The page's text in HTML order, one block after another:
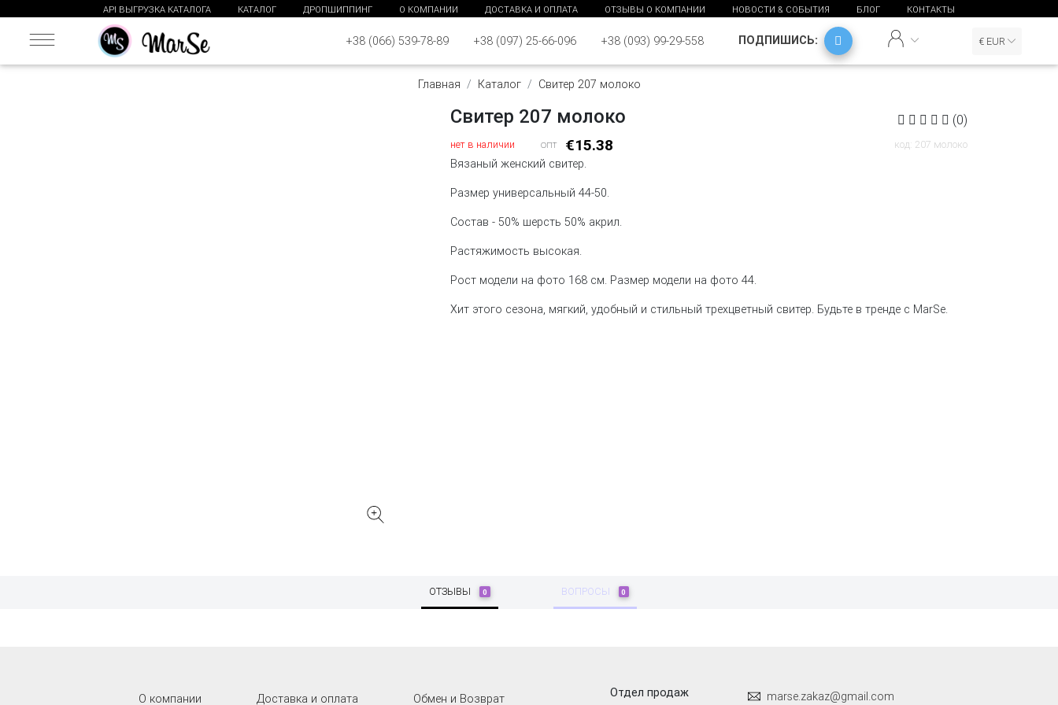
API ВЫГРУЗКА КАТАЛОГА КАТАЛОГ ДРОПШИППИНГ О КОМПАНИИ ДОСТАВКА И ОПЛАТА ОТЗЫВЫ О КОМПАНИИ НОВОСТИ & СОБЫТИЯ БЛОГ КОНТАКТЫ
+38 (066) 539-78-89 +38 (097) 25-66-096 +38 (093) 99-29-558 ПОДПИШИСЬ: € EUR
Главная Каталог Свитер 207 молоко
Свитер 207 молоко (0)
нет в наличии опт €15.38 код: 207 молоко
Вязаный женский свитер.
Размер универсальный 44-50.
Состав - 50% шерсть 50% акрил.
Растяжимость высокая.
Рост модели на фото 168 см. Размер модели на фото 44.
Хит этого сезона, мягкий, удобный и стильный трехцветный свитер. Будьте в тренде с MarSe.
ОТЗЫВЫ 0 ВОПРОСЫ 0
О компании Доставка и оплата Обмен и Возврат Отдел продаж marse.zakaz@gmail.com